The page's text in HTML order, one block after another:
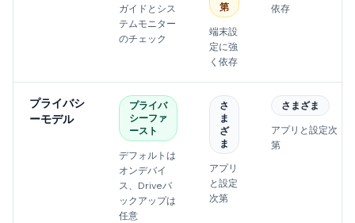
ガイドとシス
テムモニター
のチェック
第
端末設
定に強
く依存
依存
プライバシ
ーモデル
プライバ
シーファ
ースト
デフォルトは
オンデバイ
ス、Driveバ
ックアップは
任意
さ
ま
ざ
ま
アプリ
と設定
次第
さまざま
アプリと設定次
第